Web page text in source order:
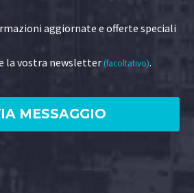
aggiornate e offerte speciali
la vostra newsletter(facoltativo).